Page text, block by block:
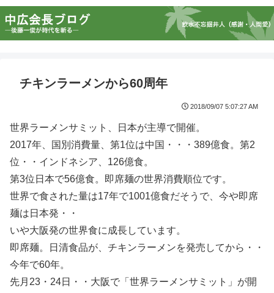
チキンラーメンから60周年
2018/09/07 5:07:27 AM
世界ラーメンサミット、日本が主導で開催。
2017年、国別消費量、第1位は中国・・・389億食。第2
位・・インドネシア、126億食。
第3位日本で56億食。即席麺の世界消費順位です。
世界で食された量は17年で1001億食だそうで、今や即席
麺は日本発・・
いや大阪発の世界食に成長しています。
即席麺。日清食品が、チキンラーメンを発売してから・・
今年で60年。
先月23・24日・・大阪で「世界ラーメンサミット」が開